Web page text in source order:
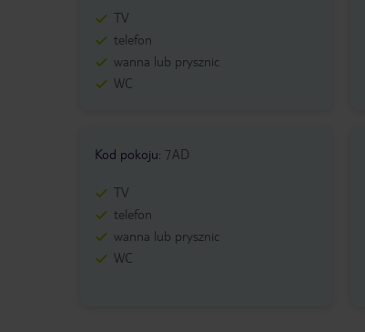
TV
telefon
wanna lub prysznic
WC
Kod pokoju: 7AD
TV
telefon
wanna lub prysznic
WC